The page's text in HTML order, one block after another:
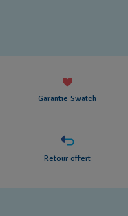
Garantie Swatch
Retour offert